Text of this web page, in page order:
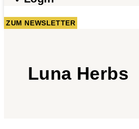
ZUM NEWSLETTER
Luna Herbs